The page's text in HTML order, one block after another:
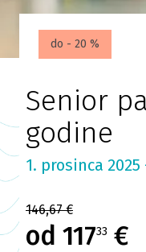
do - 20 %
Senior
godine
1. prosinca
146,67 €
od 11733 €